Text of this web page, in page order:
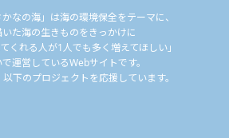
かなの海」は海の環境保全をテーマに、
いた海の生きものをきっかけに
くれる人が1人でも多く増えてほしい」
運営しているWebサイトです。
下のプロジェクトを応援しています。